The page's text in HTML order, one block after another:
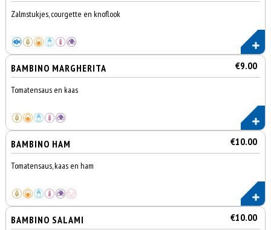
Zalmstukjes, courgette en knoflook
BAMBINO MARGHERITA €9.00
Tomatensaus en kaas
BAMBINO HAM €10.00
Tomatensaus, kaas en ham
BAMBINO SALAMI €10.00